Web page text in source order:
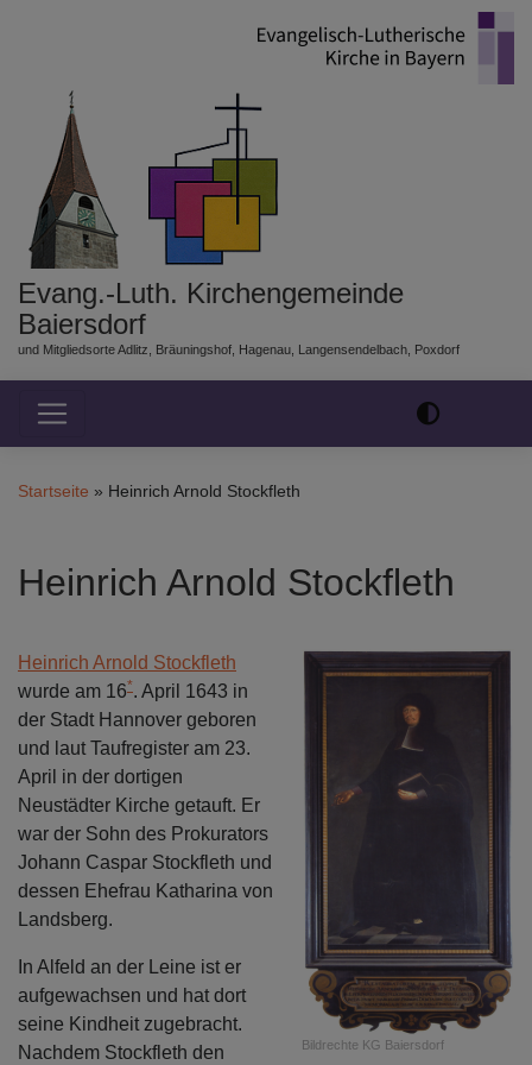
Evang.-Luth. Kirchengemeinde
Baiersdorf
und Mitgliedsorte Adlitz, Bräuningshof, Hagenau, Langensendelbach, Poxdorf
Hauptnavigation
Startseite Heinrich Arnold Stockfleth
Heinrich Arnold Stockfleth
Bildrechte KG Baiersdorf
Heinrich Arnold Stockfleth
wurde am 16*. April 1643 in
der Stadt Hannover geboren
und laut Taufregister am 23.
April in der dortigen
Neustädter Kirche getauft. Er
war der Sohn des Prokurators
Johann Caspar Stockfleth und
dessen Ehefrau Katharina von
Landsberg.
In Alfeld an der Leine ist er
aufgewachsen und hat dort
seine Kindheit zugebracht.
Nachdem Stockfleth den